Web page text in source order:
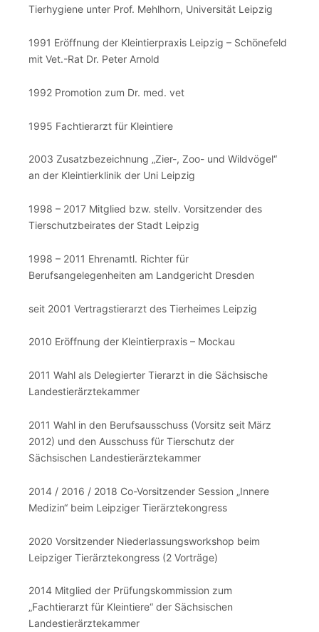
Tierhygiene unter Prof. Mehlhorn, Universität Leipzig
1991 Eröffnung der Kleintierpraxis Leipzig – Schönefeld
mit Vet.-Rat Dr. Peter Arnold
1992 Promotion zum Dr. med. vet
1995 Fachtierarzt für Kleintiere
2003 Zusatzbezeichnung „Zier-, Zoo- und Wildvögel“
an der Kleintierklinik der Uni Leipzig
1998 – 2017 Mitglied bzw. stellv. Vorsitzender des
Tierschutzbeirates der Stadt Leipzig
1998 – 2011 Ehrenamtl. Richter für
Berufsangelegenheiten am Landgericht Dresden
seit 2001 Vertragstierarzt des Tierheimes Leipzig
2010 Eröffnung der Kleintierpraxis – Mockau
2011 Wahl als Delegierter Tierarzt in die Sächsische
Landestierärztekammer
2011 Wahl in den Berufsausschuss (Vorsitz seit März
2012) und den Ausschuss für Tierschutz der
Sächsischen Landestierärztekammer
2014 / 2016 / 2018 Co-Vorsitzender Session „Innere
Medizin“ beim Leipziger Tierärztekongress
2020 Vorsitzender Niederlassungsworkshop beim
Leipziger Tierärztekongress (2 Vorträge)
2014 Mitglied der Prüfungskommission zum
„Fachtierarzt für Kleintiere“ der Sächsischen
Landestierärztekammer